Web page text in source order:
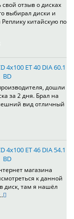
отзыв о дисках
выбирал диски и
китайскую по
4x100 ET 40 DIA 60.1
BD
дошли
за 2 дня. Брал на
вид отличный
4x100 ET 46 DIA 54.1
BD
магазина
к данной
диск, там я нашёл